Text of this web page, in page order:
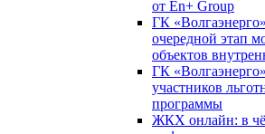
от En+ Group
ГК
очередной этап
объектов
ГК
участников
программы
ЖКХ онлайн: в